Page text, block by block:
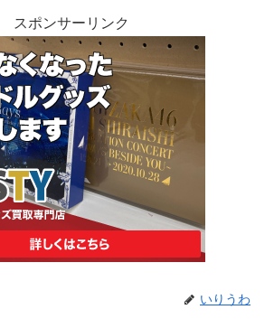
スポンサーリンク
いりうわ